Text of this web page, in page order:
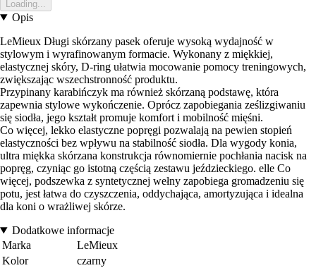
Loading...
Opis
LeMieux Długi skórzany pasek oferuje wysoką wydajność w
stylowym i wyrafinowanym formacie. Wykonany z miękkiej,
elastycznej skóry, D-ring ułatwia mocowanie pomocy treningowych,
zwiększając wszechstronność produktu.
Przypinany karabińczyk ma również skórzaną podstawę, która
zapewnia stylowe wykończenie. Oprócz zapobiegania ześlizgiwaniu
się siodła, jego kształt promuje komfort i mobilność mięśni.
Co więcej, lekko elastyczne popręgi pozwalają na pewien stopień
elastyczności bez wpływu na stabilność siodła. Dla wygody konia,
ultra miękka skórzana konstrukcja równomiernie pochłania nacisk na
popręg, czyniąc go istotną częścią zestawu jeździeckiego. elle Co
więcej, podszewka z syntetycznej wełny zapobiega gromadzeniu się
potu, jest łatwa do czyszczenia, oddychająca, amortyzująca i idealna
dla koni o wrażliwej skórze.
Dodatkowe informacje
Marka
LeMieux
Kolor
czarny